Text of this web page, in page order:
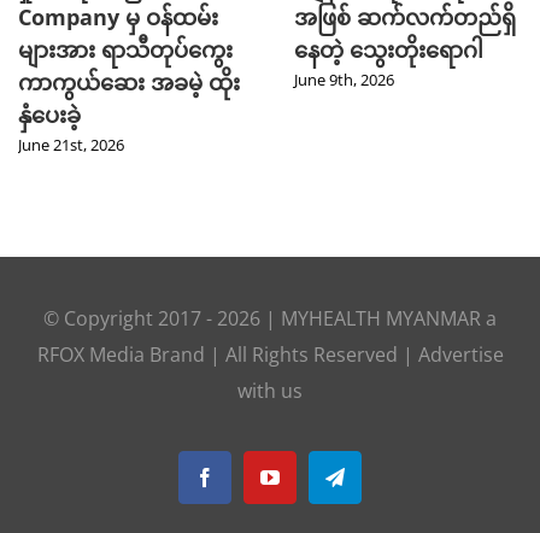
Company မှ ဝန်ထမ်း
များအား ရာသီတုပ်ကွေး
ကာကွယ်ဆေး အခမဲ့ ထိုး
နှံပေးခဲ့
June 21st, 2026
အဖြစ် ဆက်လက်တည်ရှိ
နေတဲ့ သွေးတိုးရောဂါ
June 9th, 2026
© Copyright 2017 - 2026 | MYHEALTH MYANMAR a
RFOX Media Brand | All Rights Reserved | Advertise
with us
FacebookYouTubeTelegram